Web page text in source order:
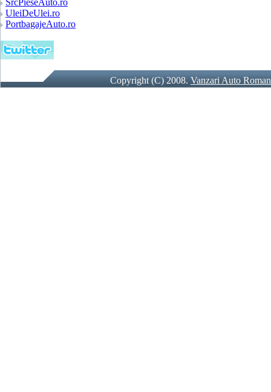
SrcPieseAuto.ro
UleiDeUlei.ro
PortbagajeAuto.ro
Copyright (C) 2008.Vanzari Auto